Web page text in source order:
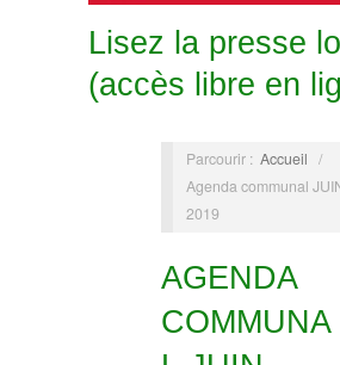
Lisez la presse
(accès libre en
Parcourir : Accueil /
Agenda communal
2019
AGENDA
COMMUNA